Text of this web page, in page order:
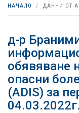
НАЧАЛО ДАННИ ОТ
д-р
обявяване
опасни
(ADIS) за
04.03.2022г.